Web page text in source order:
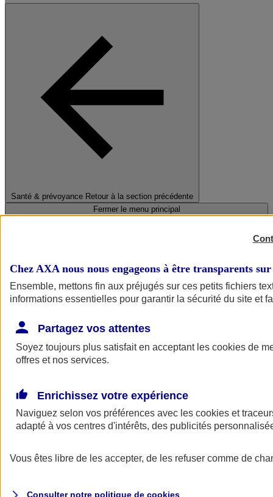
Santé & prévoyance Retour à la section précédente
Fermer le menu principal
Complémentaire santé
Complémentaire santé
Complémentaire sante sénior
Chez AXA nous nous engageons à être transparents
Ensemble, mettons fin aux préjugés sur ces petits fichiers
informations essentielles pour garantir la sécurité du site et
Partagez vos attentes
Soyez toujours plus satisfait en acceptant les cookies de
offres et nos services.
Enrichissez votre expérience
Naviguez selon vos préférences avec les cookies et
adapté à vos centres d'intérêts, des publicités
Vous êtes libre de les accepter, de les refuser comme de
Consulter notre politique de cookies